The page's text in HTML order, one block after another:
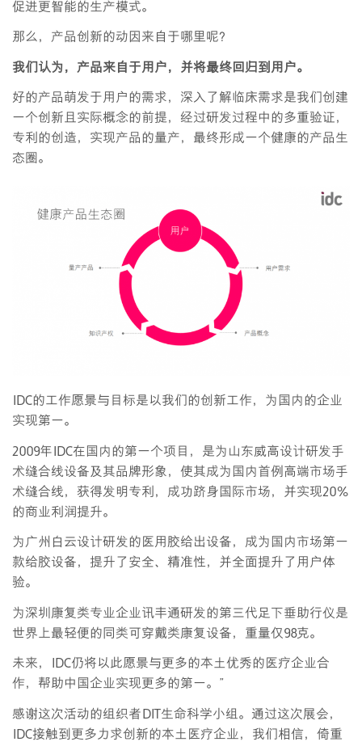
促进更智能的生产模式。
那么，产品创新的动因来自于哪里呢？
我们认为，产品来自于用户，并将最终回归到用户。
好的产品萌发于用户的需求，深入了解临床需求是我们创建
一个创新且实际概念的前提，经过研发过程中的多重验证，
专利的创造，实现产品的量产，最终形成一个健康的产品生
态圈。
IDC的工作愿景与目标是以我们的创新工作，为国内的企业
实现第一。
2009年IDC在国内的第一个项目，是为山东威高设计研发手
术缝合线设备及其品牌形象，使其成为国内首例高端市场手
术缝合线，获得发明专利，成功跻身国际市场，并实现20%
的商业利润提升。
为广州白云设计研发的医用胶给出设备，成为国内市场第一
款给胶设备，提升了安全、精准性，并全面提升了用户体
验。
为深圳康复类专业企业讯丰通研发的第三代足下垂助行仪是
世界上最轻便的同类可穿戴类康复设备，重量仅98克。
未来，IDC仍将以此愿景与更多的本土优秀的医疗企业合
作，帮助中国企业实现更多的第一。”
感谢这次活动的组织者DIT生命科学小组。通过这次展会，
IDC接触到更多力求创新的本土医疗企业，我们相信，倚重